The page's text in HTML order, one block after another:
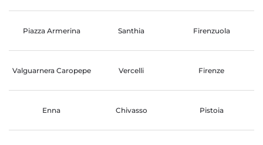
Piazza Armerina Santhia Firenzuola
Valguarnera Caropepe Vercelli Firenze
Enna Chivasso Pistoia